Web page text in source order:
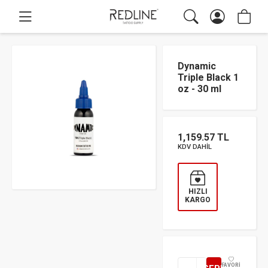
Dynamic
Triple Black 1
oz - 30 ml
1,159.57 TL
KDV DAHİL
HIZLI
KARGO
FAVORİ